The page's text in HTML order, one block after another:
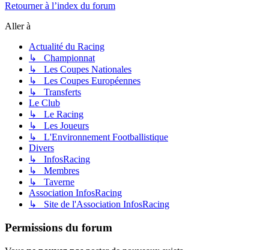
Retourner à l’index du forum
Aller à
Actualité du Racing
↳ Championnat
↳ Les Coupes Nationales
↳ Les Coupes Européennes
↳ Transferts
Le Club
↳ Le Racing
↳ Les Joueurs
↳ L'Environnement Footballistique
Divers
↳ InfosRacing
↳ Membres
↳ Taverne
Association InfosRacing
↳ Site de l'Association InfosRacing
Permissions du forum